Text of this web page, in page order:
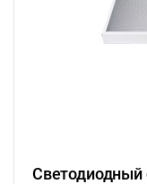
Светодиодный